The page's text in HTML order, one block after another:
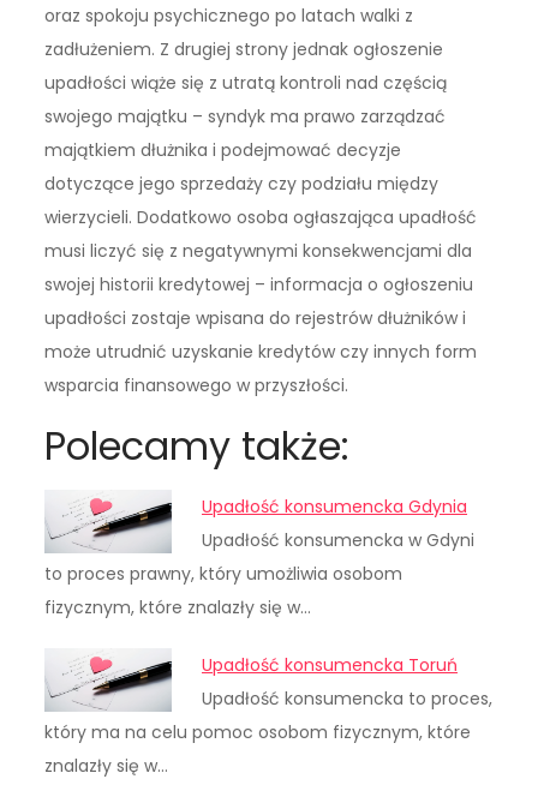
oraz spokoju psychicznego po latach walki z
zadłużeniem. Z drugiej strony jednak ogłoszenie
upadłości wiąże się z utratą kontroli nad częścią
swojego majątku – syndyk ma prawo zarządzać
majątkiem dłużnika i podejmować decyzje
dotyczące jego sprzedaży czy podziału między
wierzycieli. Dodatkowo osoba ogłaszająca upadłość
musi liczyć się z negatywnymi konsekwencjami dla
swojej historii kredytowej – informacja o ogłoszeniu
upadłości zostaje wpisana do rejestrów dłużników i
może utrudnić uzyskanie kredytów czy innych form
wsparcia finansowego w przyszłości.
Polecamy także:
Upadłość konsumencka Gdynia
Upadłość konsumencka w Gdyni
to proces prawny, który umożliwia osobom
fizycznym, które znalazły się w…
Upadłość konsumencka Toruń
Upadłość konsumencka to proces,
który ma na celu pomoc osobom fizycznym, które
znalazły się w…